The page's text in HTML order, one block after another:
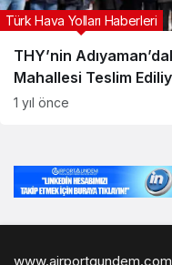
THY’nin
Mahallesi Teslim
Türk Hava Yolları Haberleri
1 yıl önce
www.airportgundem.com